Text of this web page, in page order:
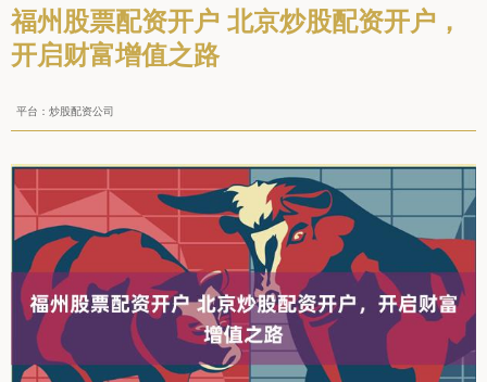
福州股票配资开户 北京炒股配资开户，
开启财富增值之路
平台：炒股配资公司